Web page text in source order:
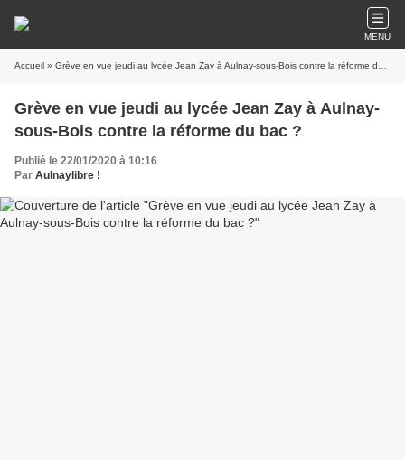
MENU
Accueil » Grève en vue jeudi au lycée Jean Zay à Aulnay-sous-Bois contre la réforme du bac ?
Grève en vue jeudi au lycée Jean Zay à Aulnay-
sous-Bois contre la réforme du bac ?
Publié le 22/01/2020 à 10:16
Par Aulnaylibre !